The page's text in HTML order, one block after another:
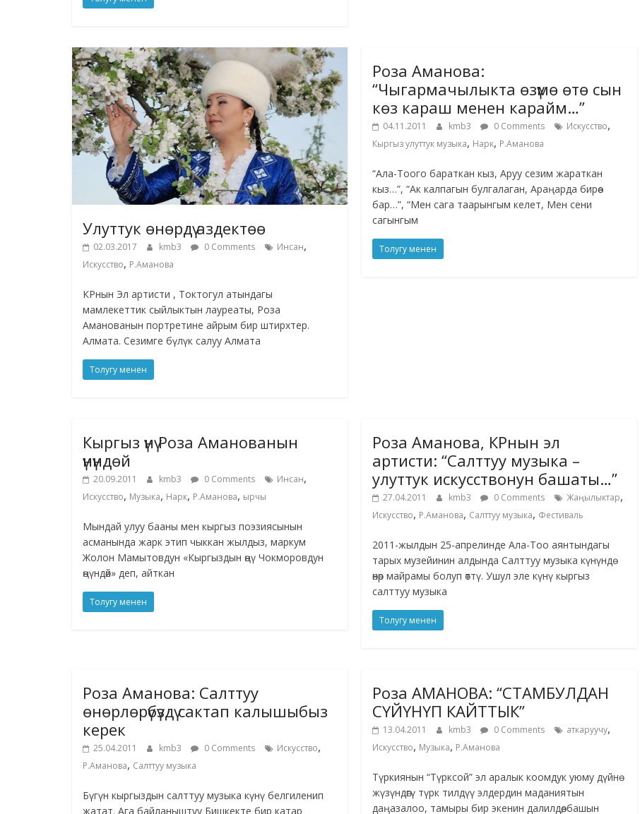
Улуттук өнөрдү аздектөө
02.03.2017 kmb3 0 Comments Инсан,
Искусство, Р.Аманова
КРнын Эл артисти , Токтогул атындагы
мамлекеттик сыйлыктын лауреаты, Роза
Аманованын портретине айрым бир штирхтер.
Алмата. Сезимге бүлүк салуу Алмата
Толугу менен
Роза Аманова:
“Чыгармачылыкта өзүмө өтө сын
көз караш менен карайм…”
04.11.2011 kmb3 0 Comments Искусство,
Кыргыз улуттук музыка, Нарк, Р.Аманова
“Ала-Тоого бараткан кыз, Аруу сезим жараткан
кыз…”, “Ак калпагын булгалаган, Араңарда бирөө
бар…”, “Мен сага таарынгым келет, Мен сени
сагынгым
Толугу менен
Кыргыз үнү Роза Аманованын
үнүндөй
20.09.2011 kmb3 0 Comments Инсан,
Искусство, Музыка, Нарк, Р.Аманова, ырчы
Мындай улуу бааны мен кыргыз поэзиясынын
асманында жарк этип чыккан жылдыз, маркум
Жолон Мамытовдун «Кыргыздын өңү Чокморовдун
өңүндөй» деп, айткан
Толугу менен
Роза Аманова, КРнын эл
артисти: “Салттуу музыка –
улуттук искусствонун башаты…”
27.04.2011 kmb3 0 Comments Жаңылыктар,
Искусство, Р.Аманова, Салттуу музыка, Фестиваль
2011-жылдын 25-апрелинде Ала-Тоо аянтындагы
тарых музейинин алдында Cалттуу музыка күнүндө
өнөр майрамы болуп өттү. Ушул эле күнү кыргыз
салттуу музыка
Толугу менен
Роза Аманова: Салттуу
өнөрлөрүбүздү сактап калышыбыз
керек
25.04.2011 kmb3 0 Comments Искусство,
Р.Аманова, Салттуу музыка
Бүгүн кыргыздын салттуу музыка күнү белгиленип
жатат. Ага байланыштуу Бишкекте бир катар
Роза АМАНОВА: “СТАМБУЛДАН
СҮЙҮНҮП КАЙТТЫК”
13.04.2011 kmb3 0 Comments аткаруучу,
Искусство, Музыка, Р.Аманова
Түркиянын “Түрксой” эл аралык коомдук уюму дүйнө
жүзүндөгү түрк тилдүү элдердин маданиятын
даңазалоо, тамыры бир экенин далилдөө, башын